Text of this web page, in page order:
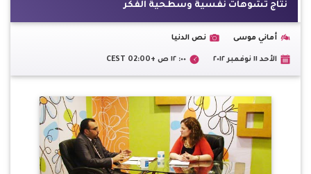
نتاج تشوهات نفسية وسطحية الفكر
أماني موسى نص الدنيا
الأحد ١١ نوفمبر ٢٠١٢ ٠٠: ١٢ ص +02:00 CEST